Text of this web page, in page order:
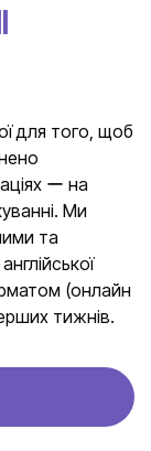
для того, щоб
ー на
Ми
та
(онлайн
тижнів.